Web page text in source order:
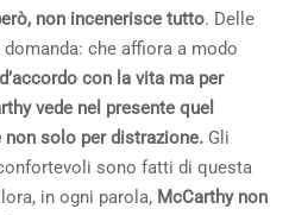
non incenerisce tutto. Delle
che affiora a modo
con la vita ma per
vede nel presente quel
solo per distrazione. Gli
sono fatti di questa
in ogni parola, McCarthy non